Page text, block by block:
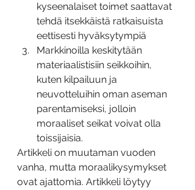
kyseenalaiset toimet saattavat
tehdä itsekkäistä ratkaisuista
eettisesti hyväksytympiä
Markkinoilla keskitytään
materiaalistisiin seikkoihin,
kuten kilpailuun ja
neuvotteluihin oman aseman
parentamiseksi, jolloin
moraaliset seikat voivat olla
toissijaisia.
Artikkeli on muutaman vuoden
vanha, mutta moraalikysymykset
ovat ajattomia. Artikkeli löytyy